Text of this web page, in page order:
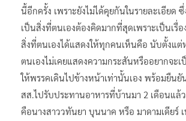
นี้อีกครั้ง เพราะยังไม่ได้คุยกันในรายละเอียด​
เป็นสิ่งที่ตนเองต้องคิดมากที่สุดเพราะเป็นเรื่
สิ่งที่ตนเองได้แสดงให้ทุกคนเห็นคือ นับตั้งแต่
ตนเองไม่เคยแสดงความกระสันหรืออยากจะเ
ให้พรรคเดินไปข้างหน้าเท่านั้นเอง​ พร้อมยืนยั
สส.ไปรับประทานอาหารที่บ้านมา 2 เดือนแ
คือนางสาววทันยา บุนนาค​ หรือ​ มาดามเดียร์